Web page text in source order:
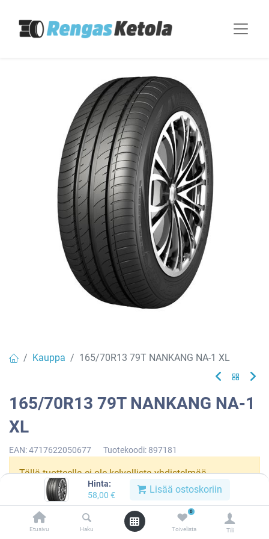
Hinta:
58,00 € Lisää ostoskoriin
Etusivu Haku
0
Toivelista Tili
Kauppa 165/70R13 79T NANKANG NA-1 XL
165/70R13 79T NANKANG NA-1
XL
EAN:4717622050677 Tuotekoodi: 897181
Tällä tuotteella ei ole kelvollista yhdistelmää.
NANKANG